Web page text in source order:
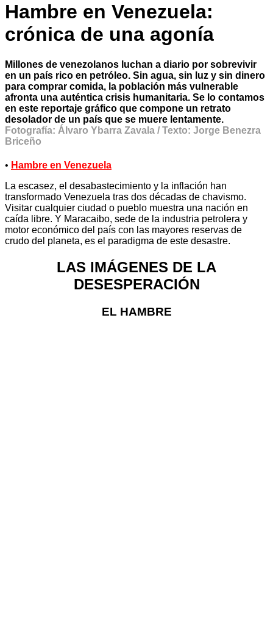
Hambre en Venezuela:
crónica de una agonía
Millones de venezolanos luchan a diario por sobrevivir
en un país rico en petróleo. Sin agua, sin luz y sin dinero
para comprar comida, la población más vulnerable
afronta una auténtica crisis humanitaria. Se lo contamos
en este reportaje gráfico que compone un retrato
desolador de un país que se muere lentamente.
Fotografía: Álvaro Ybarra Zavala / Texto: Jorge Benezra
Briceño
• Hambre en Venezuela
La escasez, el desabastecimiento y la inflación han
transformado Venezuela tras dos décadas de chavismo.
Visitar cualquier ciudad o pueblo muestra una nación en
caída libre. Y Maracaibo, sede de la industria petrolera y
motor económico del país con las mayores reservas de
crudo del planeta, es el paradigma de este desastre.
LAS IMÁGENES DE LA
DESESPERACIÓN
EL HAMBRE